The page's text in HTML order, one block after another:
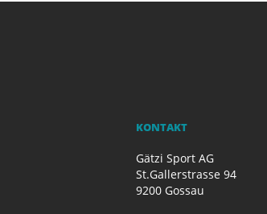
KONTAKT
Gätzi Sport AG
St.Gallerstrasse 94
9200 Gossau